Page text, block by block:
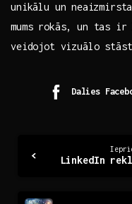
unikālu un⁣
mums rokās, un tas
veidojot vizuālo
Dalies
Reading